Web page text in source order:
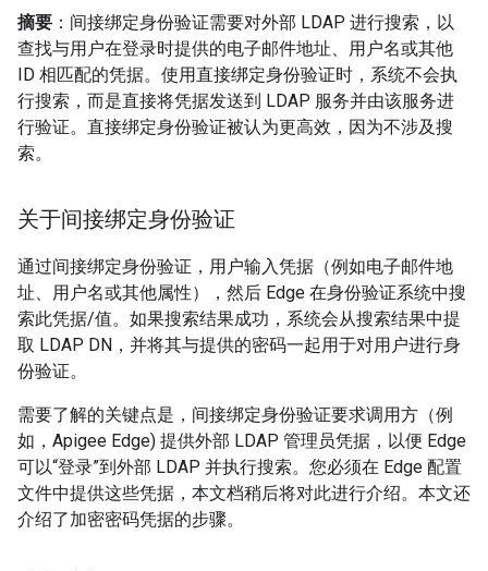
摘要 ：间接绑定身份验证需要对外部 LDAP 进行搜索，以
查找与用户在登录时提供的电子邮件地址、用户名或其他
ID 相匹配的凭据。使用直接绑定身份验证时，系统不会执
行搜索，而是直接将凭据发送到 LDAP 服务并由该服务进
行验证。直接绑定身份验证被认为更高效，因为不涉及搜
索。
关于间接绑定身份验证
通过间接绑定身份验证，用户输入凭据（例如电子邮件地
址、用户名或其他属性），然后 Edge 在身份验证系统中搜
索此凭据/值。如果搜索结果成功，系统会从搜索结果中提
取 LDAP DN，并将其与提供的密码一起用于对用户进行身
份验证。
需要了解的关键点是，间接绑定身份验证要求调用方（例
如，Apigee Edge) 提供外部 LDAP 管理员凭据，以便 Edge
可以“登录”到外部 LDAP 并执行搜索。您必须在 Edge 配置
文件中提供这些凭据，本文档稍后将对此进行介绍。本文还
介绍了加密密码凭据的步骤。